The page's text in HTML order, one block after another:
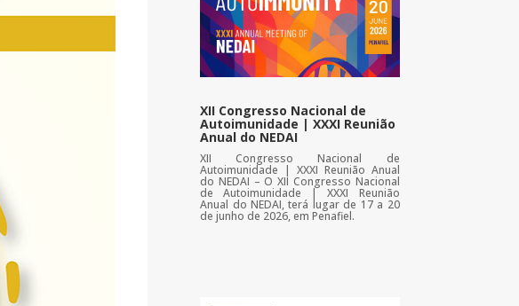
XII Congresso Nacional de
Autoimunidade | XXXI Reunião
Anual do NEDAI
XII Congresso Nacional de
Autoimunidade | XXXI Reunião Anual
do NEDAI – O XII Congresso Nacional
de Autoimunidade | XXXI Reunião
Anual do NEDAI, terá lugar de 17 a 20
de junho de 2026, em Penafiel.